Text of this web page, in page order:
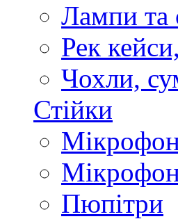
Лампи та
Рек
Чохли,
Стійки
Пюпітри